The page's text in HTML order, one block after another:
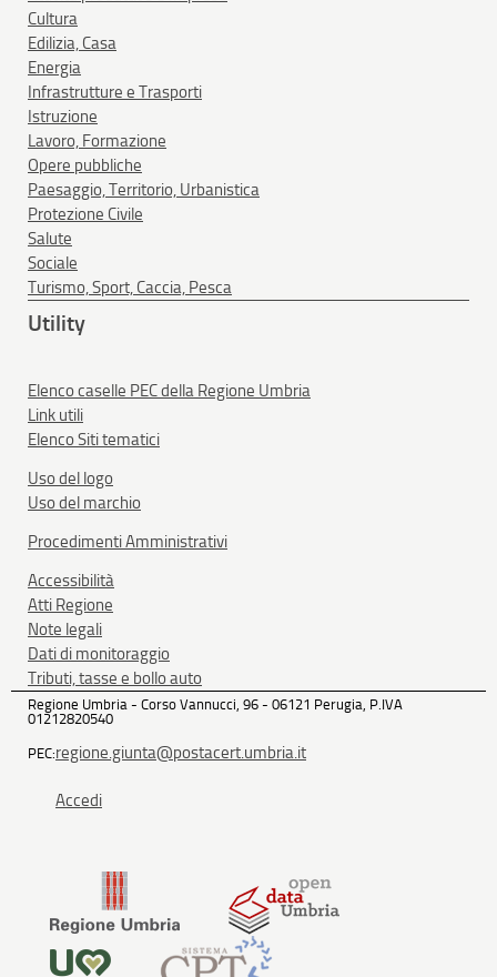
Cultura
Edilizia, Casa
Energia
Infrastrutture e Trasporti
Istruzione
Lavoro, Formazione
Opere pubbliche
Paesaggio, Territorio, Urbanistica
Protezione Civile
Salute
Sociale
Turismo, Sport, Caccia, Pesca
Utility
Elenco caselle PEC della Regione Umbria
Link utili
Elenco Siti tematici
Uso del logo
Uso del marchio
Procedimenti Amministrativi
Accessibilità
Atti Regione
Note legali
Dati di monitoraggio
Tributi, tasse e bollo auto
Regione Umbria - Corso Vannucci, 96 - 06121 Perugia, P.IVA
01212820540
PEC:regione.giunta@postacert.umbria.it
Accedi